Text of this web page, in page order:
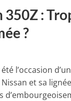
350Z :
?
l’occasion d’un
et sa lignée